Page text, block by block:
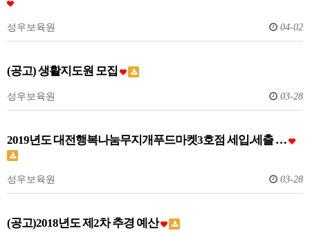
성우보육원 04-02
(공고) 생활지도원 모집
성우보육원 03-28
2019년도 대전행복나눔무지개푸드마켓3호점 세입.세출 …
성우보육원 03-28
(공고)2018년도 제2차 추경 예산